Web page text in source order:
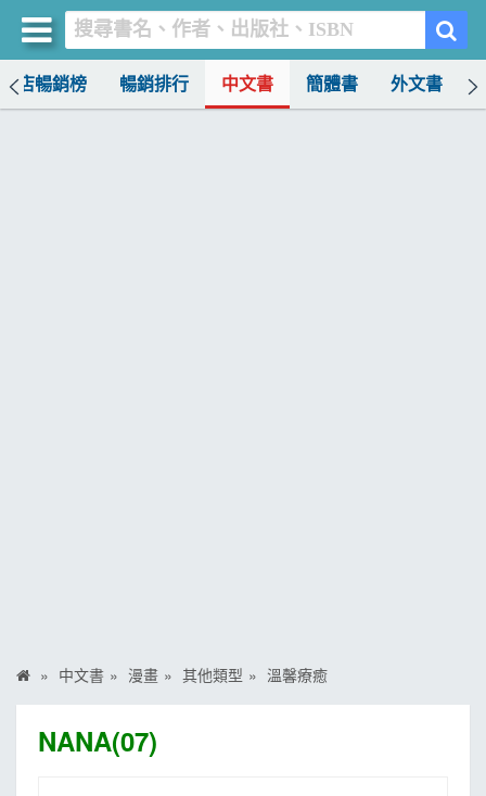
書店暢銷榜 暢銷排行 中文書 簡體書 外文書
中文書 漫畫 其他類型 溫馨療癒
NANA(07)
買書網